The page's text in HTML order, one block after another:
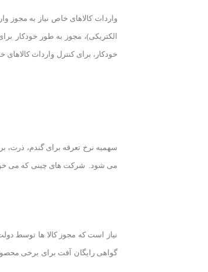
واردات کالاهای خاص نیاز به مجوز
الکتریکی)، مجوز به طور خودکار
خودکار، برای کنترل واردات
سهمیه نرخ تعرفه برای گندم، ذرت،
نیاز است که مجوز کالا ها توسط
گواهی رایگان آفت برای برخی